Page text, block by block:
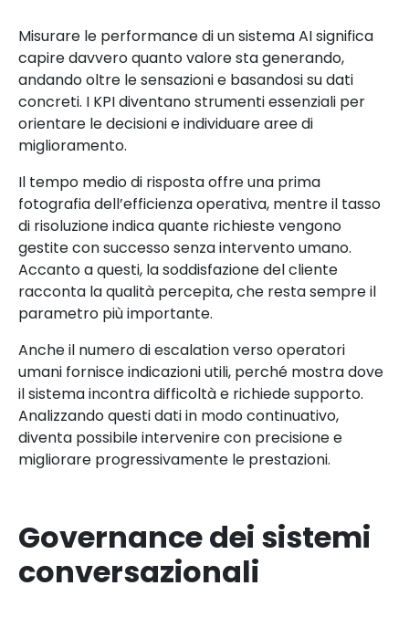
Misurare le performance di un sistema AI significa
capire davvero quanto valore sta generando,
andando oltre le sensazioni e basandosi su dati
concreti. I KPI diventano strumenti essenziali per
orientare le decisioni e individuare aree di
miglioramento.
Il tempo medio di risposta offre una prima
fotografia dell’efficienza operativa, mentre il tasso
di risoluzione indica quante richieste vengono
gestite con successo senza intervento umano.
Accanto a questi, la soddisfazione del cliente
racconta la qualità percepita, che resta sempre il
parametro più importante.
Anche il numero di escalation verso operatori
umani fornisce indicazioni utili, perché mostra dove
il sistema incontra difficoltà e richiede supporto.
Analizzando questi dati in modo continuativo,
diventa possibile intervenire con precisione e
migliorare progressivamente le prestazioni.
Governance dei sistemi
conversazionali